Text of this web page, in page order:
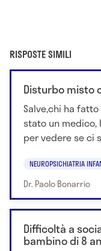
RISPOSTE SIMILI
Disturbo misto
Salve,chi ha
stato un
per vedere se ci
NEUROPSICHIATRIA
Dr. Paolo Bonarrio
Difficoltà a
bambino di 8